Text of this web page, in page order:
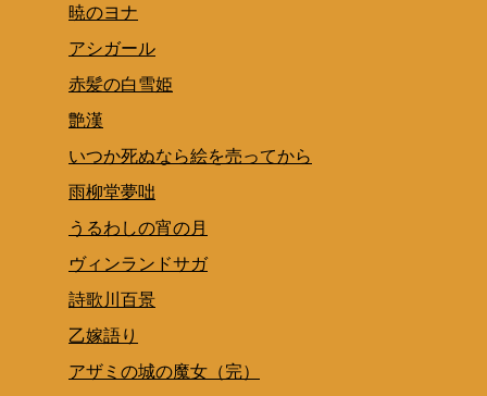
暁のヨナ
アシガール
赤髪の白雪姫
艶漢
いつか死ぬなら絵を売ってから
雨柳堂夢咄
うるわしの宵の月
ヴィンランドサガ
詩歌川百景
乙嫁語り
アザミの城の魔女（完）